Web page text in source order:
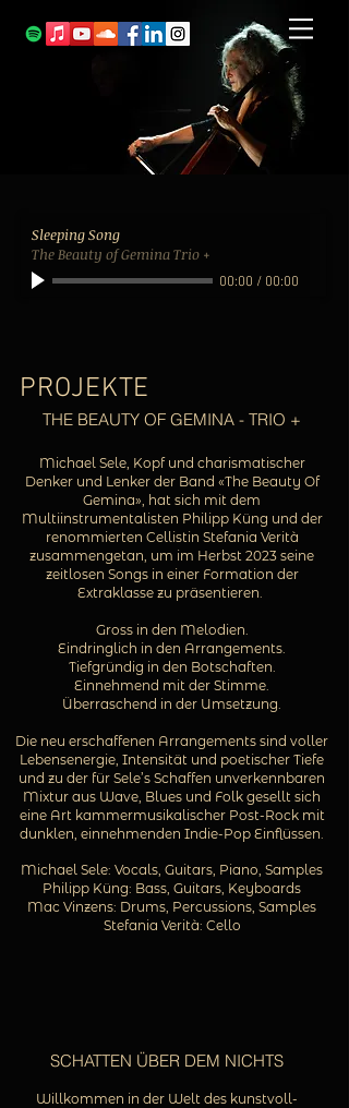
Sleeping Song
The Beauty of Gemina Trio +
00:00 / 00:00
PROJEKTE
THE BEAUTY OF GEMINA - TRIO +​
Michael Sele, Kopf und charismatischer
Denker und Lenker der Band «The Beauty Of
Gemina», hat sich mit dem
Multiinstrumentalisten Philipp Küng und der
renommierten Cellistin Stefania Verità
zusammengetan, um im Herbst 2023 seine
zeitlosen Songs in einer Formation der
Extraklasse zu präsentieren.
Gross in den Melodien.
Eindringlich in den Arrangements.
Tiefgründig in den Botschaften.
Einnehmend mit der Stimme.
Überraschend in der Umsetzung.
Die neu erschaffenen Arrangements sind voller
Lebensenergie, Intensität und poetischer Tiefe
und zu der für Sele’s Schaffen unverkennbaren
Mixtur aus Wave, Blues und Folk gesellt sich
eine Art kammermusikalischer Post-Rock mit
dunklen, einnehmenden Indie-Pop Einflüssen.
Michael Sele: Vocals, Guitars, Piano, Samples
Philipp Küng: Bass, Guitars, Keyboards
Mac Vinzens: Drums, Percussions, Samples
Stefania Verità: Cello
SCHATTEN ÜBER DEM NICHTS
Willkommen in der Welt des kunstvoll-